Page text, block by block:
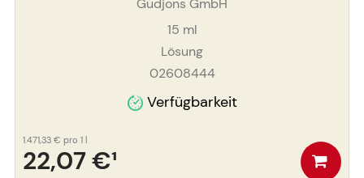
Gudjons GmbH
15 ml
Lösung
02608444
Verfügbarkeit
22,07 €¹
1.471,33 € pro 1 l